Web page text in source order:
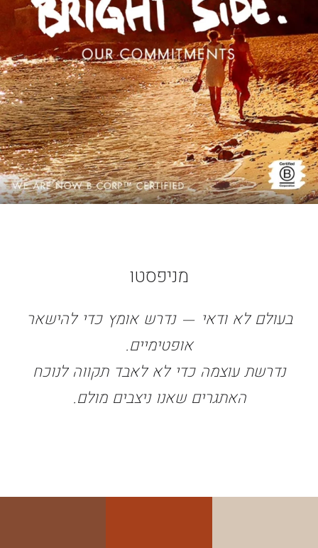
מניפסטו
בעולם לא ודאי — נדרש אומץ כדי להישאר
אופטימיים.
נדרשת עוצמה כדי לא לאבד תקווה לנוכח
האתגרים שאנו ניצבים מולם.